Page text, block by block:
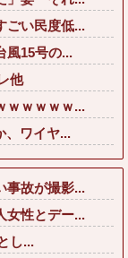
ごい民度低...
風15号の...
他
ｗｗｗｗｗ...
、ワイヤ...
事故が撮影...
女性とデー...
し...